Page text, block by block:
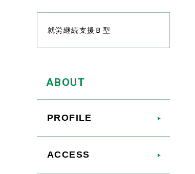
就労継続支援Ｂ型
ABOUT
PROFILE
ACCESS